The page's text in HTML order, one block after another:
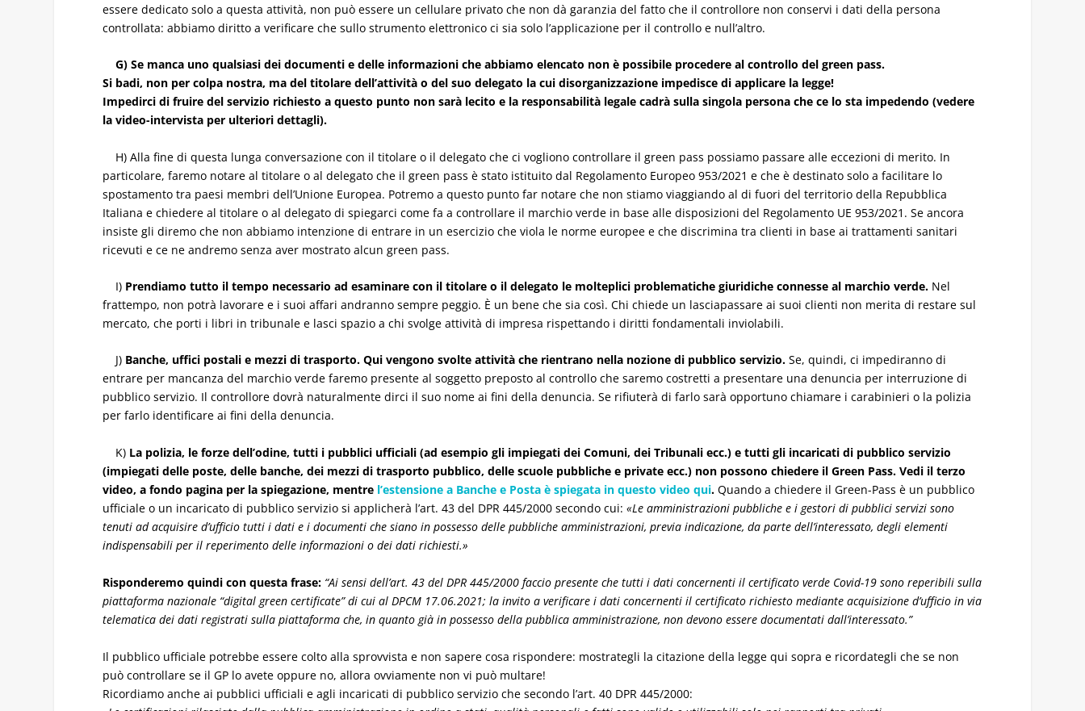
essere dedicato solo a questa attività, non può essere un cellulare privato che non dà garanzia del fatto che il controllore non conservi i dati della persona
controllata: abbiamo diritto a verificare che sullo strumento elettronico ci sia solo l’applicazione per il controllo e null’altro.
G) Se manca uno qualsiasi dei documenti e delle informazioni che abbiamo elencato non è possibile procedere al controllo del green pass.
Si badi, non per colpa nostra, ma del titolare dell’attività o del suo delegato la cui disorganizzazione impedisce di applicare la legge!
Impedirci di fruire del servizio richiesto a questo punto non sarà lecito e la responsabilità legale cadrà sulla singola persona che ce lo sta impedendo (vedere
la video-intervista per ulteriori dettagli).
H) Alla fine di questa lunga conversazione con il titolare o il delegato che ci vogliono controllare il green pass possiamo passare alle eccezioni di merito. In
particolare, faremo notare al titolare o al delegato che il green pass è stato istituito dal Regolamento Europeo 953/2021 e che è destinato solo a facilitare lo
spostamento tra paesi membri dell’Unione Europea. Potremo a questo punto far notare che non stiamo viaggiando al di fuori del territorio della Repubblica
Italiana e chiedere al titolare o al delegato di spiegarci come fa a controllare il marchio verde in base alle disposizioni del Regolamento UE 953/2021. Se ancora
insiste gli diremo che non abbiamo intenzione di entrare in un esercizio che viola le norme europee e che discrimina tra clienti in base ai trattamenti sanitari
ricevuti e ce ne andremo senza aver mostrato alcun green pass.
I) Prendiamo tutto il tempo necessario ad esaminare con il titolare o il delegato le molteplici problematiche giuridiche connesse al marchio verde. Nel
frattempo, non potrà lavorare e i suoi affari andranno sempre peggio. È un bene che sia così. Chi chiede un lasciapassare ai suoi clienti non merita di restare sul
mercato, che porti i libri in tribunale e lasci spazio a chi svolge attività di impresa rispettando i diritti fondamentali inviolabili.
J) Banche, uffici postali e mezzi di trasporto. Qui vengono svolte attività che rientrano nella nozione di pubblico servizio. Se, quindi, ci impediranno di
entrare per mancanza del marchio verde faremo presente al soggetto preposto al controllo che saremo costretti a presentare una denuncia per interruzione di
pubblico servizio. Il controllore dovrà naturalmente dirci il suo nome ai fini della denuncia. Se rifiuterà di farlo sarà opportuno chiamare i carabinieri o la polizia
per farlo identificare ai fini della denuncia.
K) La polizia, le forze dell’odine, tutti i pubblici ufficiali (ad esempio gli impiegati dei Comuni, dei Tribunali ecc.) e tutti gli incaricati di pubblico servizio
(impiegati delle poste, delle banche, dei mezzi di trasporto pubblico, delle scuole pubbliche e private ecc.) non possono chiedere il Green Pass. Vedi il terzo
video, a fondo pagina per la spiegazione, mentre l’estensione a Banche e Posta è spiegata in questo video qui. Quando a chiedere il Green-Pass è un pubblico
ufficiale o un incaricato di pubblico servizio si applicherà l’art. 43 del DPR 445/2000 secondo cui:«Le amministrazioni pubbliche e i gestori di pubblici servizi sono
tenuti ad acquisire d’ufficio tutti i dati e i documenti che siano in possesso delle pubbliche amministrazioni, previa indicazione, da parte dell’interessato, degli elementi
indispensabili per il reperimento delle informazioni o dei dati richiesti.»
Risponderemo quindi con questa frase: “Ai sensi dell’art. 43 del DPR 445/2000 faccio presente che tutti i dati concernenti il certificato verde Covid-19 sono reperibili sulla
piattaforma nazionale “digital green certificate” di cui al DPCM 17.06.2021; la invito a verificare i dati concernenti il certificato richiesto mediante acquisizione d’ufficio in via
telematica dei dati registrati sulla piattaforma che, in quanto già in possesso della pubblica amministrazione, non devono essere documentati dall’interessato.”
Il pubblico ufficiale potrebbe essere colto alla sprovvista e non sapere cosa rispondere: mostrategli la citazione della legge qui sopra e ricordategli che se non
può controllare se il GP lo avete oppure no, allora ovviamente non vi può multare!
Ricordiamo anche ai pubblici ufficiali e agli incaricati di pubblico servizio che secondo l’art. 40 DPR 445/2000: